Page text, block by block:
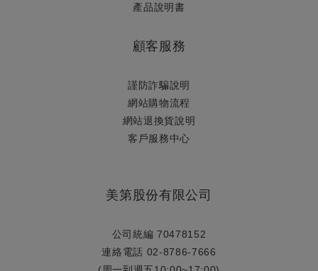
產品說明書
顧客服務
謹防詐騙說明
網站購物流程
網站退換貨說明
​客戶服務中心
美第股份有限公司
公司統編 70478152
連絡電話 02-8786-7666